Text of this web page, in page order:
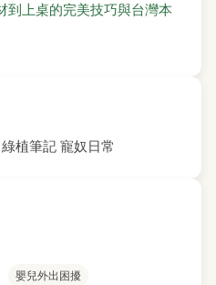
到上桌的完美技巧與台灣本
綠植筆記 寵奴日常
嬰兒外出困擾